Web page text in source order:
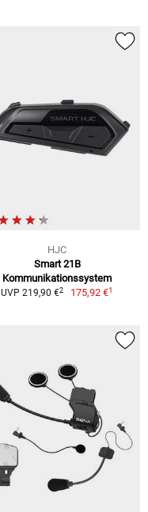
HJC
Smart 21B
Kommunikationssystem
UVP 219,90 €2 175,92 €1